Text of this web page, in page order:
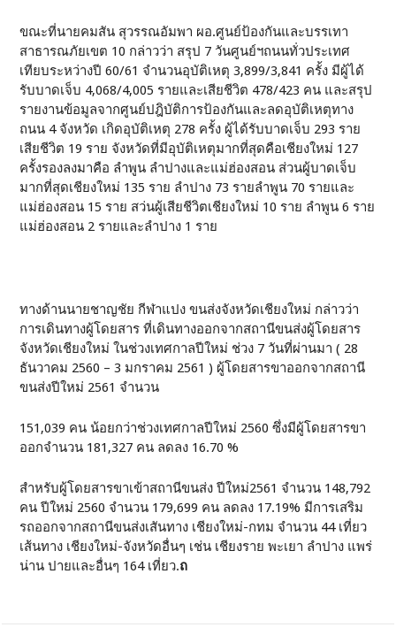
ขณะที่นายคมสัน สุวรรณอัมพา ผอ.ศูนย์ป้องกันและบรรเทา
สาธารณภัยเขต 10 กล่าวว่า สรุป 7 วันศูนย์ฯถนนทั่วประเทศ
เทียบระหว่างปี 60/61 จำนวนอุบัติเหตุ 3,899/3,841 ครั้ง มีผู้ได้
รับบาดเจ็บ 4,068/4,005 รายและเสียชีวิต 478/423 คน และสรุป
รายงานข้อมูลจากศูนย์ปฎิบัติการป้องกันและลดอุบัติเหตุทาง
ถนน 4 จังหวัด เกิดอุบัติเหตุ 278 ครั้ง ผู้ได้รับบาดเจ็บ 293 ราย
เสียชีวิต 19 ราย จังหวัดที่มีอุบัติเหตุมากที่สุดคือเชียงใหม่ 127
ครั้งรองลงมาคือ ลำพูน ลำปางและแม่ฮ่องสอน ส่วนผู้บาดเจ็บ
มากที่สุดเชียงใหม่ 135 ราย ลำปาง 73 รายลำพูน 70 รายและ
แม่ฮ่องสอน 15 ราย สว่นผู้เสียชีวิตเชียงใหม่ 10 ราย ลำพูน 6 ราย
แม่ฮ่องสอน 2 รายและลำปาง 1 ราย
ทางด้านนายชาญชัย กีฬาแปง ขนส่งจังหวัดเชียงใหม่ กล่าวว่า
การเดินทางผู้โดยสาร ที่เดินทางออกจากสถานีขนส่งผู้โดยสาร
จังหวัดเชียงใหม่ ในช่วงเทศกาลปีใหม่ ช่วง 7 วันที่ผ่านมา ( 28
ธันวาคม 2560 – 3 มกราคม 2561 ) ผู้โดยสารขาออกจากสถานี
ขนส่งปีใหม่ 2561 จำนวน
151,039 คน น้อยกว่าช่วงเทศกาลปีใหม่ 2560 ซึ่งมีผู้โดยสารขา
ออกจำนวน 181,327 คน ลดลง 16.70 %
สำหรับผู้โดยสารขาเข้าสถานีขนส่ง ปีใหม่2561 จำนวน 148,792
คน ปีใหม่ 2560 จำนวน 179,699 คน ลดลง 17.19% มีการเสริม
รถออกจากสถานีขนส่งเสันทาง เชียงใหม่-กทม จำนวน 44 เที่ยว
เส้นทาง เชียงใหม่-จังหวัดอื่นๆ เช่น เชียงราย พะเยา ลำปาง แพร่
น่าน ปายและอื่นๆ 164 เที่ยว.ถ